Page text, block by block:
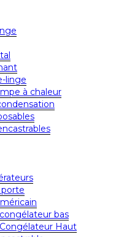
linge
à chaleur
porte
bas
Haut